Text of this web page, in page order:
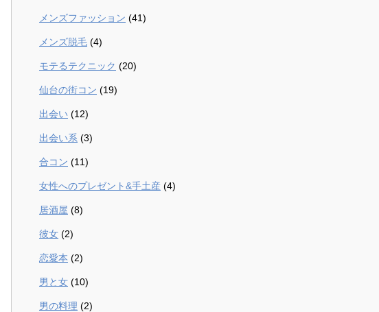
メンズファッション (41)
メンズ脱毛 (4)
モテるテクニック (20)
仙台の街コン (19)
出会い (12)
出会い系 (3)
合コン (11)
女性へのプレゼント&手土産 (4)
居酒屋 (8)
彼女 (2)
恋愛本 (2)
男と女 (10)
男の料理 (2)